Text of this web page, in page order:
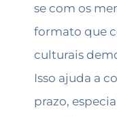
se com os
formato que
culturais
Isso ajuda a
prazo,